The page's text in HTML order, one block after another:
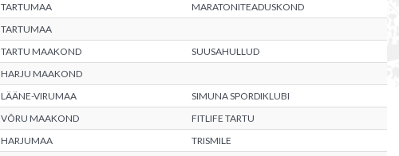
TARTUMAA
MARATONITEADUSKOND
TARTUMAA
TARTU MAAKOND
SUUSAHULLUD
HARJU MAAKOND
LÄÄNE-VIRUMAA
SIMUNA SPORDIKLUBI
VÕRU MAAKOND
FITLIFE TARTU
HARJUMAA
TRISMILE